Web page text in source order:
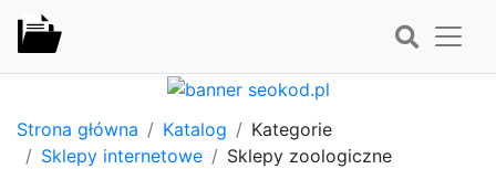
Strona główna Katalog
Kategorie
Sklepy internetowe
Sklepy zoologiczne